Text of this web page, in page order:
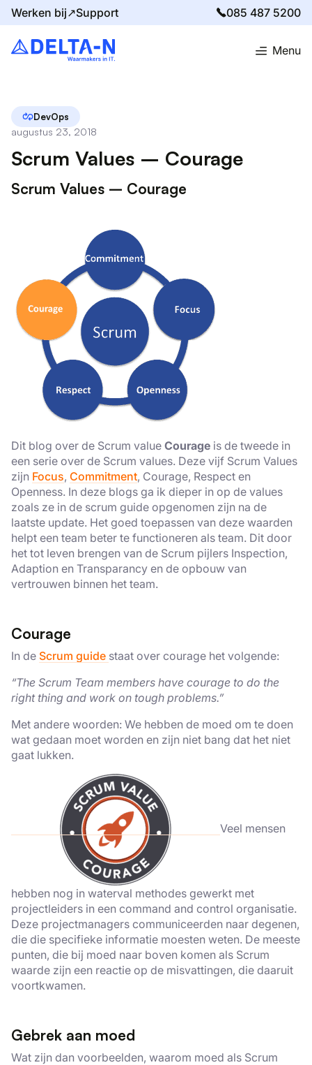
Werken bij↗Support 085 487 5200
Menu
Home Blog Scrum Values – Courage
DevOps
augustus 23, 2018
Scrum Values – Courage
Scrum Values – Courage
Dit blog over de Scrum value Courage is de tweede in
een serie over de Scrum values. Deze vijf Scrum Values
zijn Focus, Commitment, Courage, Respect en
Openness. In deze blogs ga ik dieper in op de values
zoals ze in de scrum guide opgenomen zijn na de
laatste update. Het goed toepassen van deze waarden
helpt een team beter te functioneren als team. Dit door
het tot leven brengen van de Scrum pijlers Inspection,
Adaption en Transparancy en de opbouw van
vertrouwen binnen het team.
Courage
In de Scrum guide staat over courage het volgende:
“The Scrum Team members have courage to do the
right thing and work on tough problems.”
Met andere woorden: We hebben de moed om te doen
wat gedaan moet worden en zijn niet bang dat het niet
gaat lukken.
Veel mensen
hebben nog in waterval methodes gewerkt met
projectleiders in een command and control organisatie.
Deze projectmanagers communiceerden naar degenen,
die die specifieke informatie moesten weten. De meeste
punten, die bij moed naar boven komen als Scrum
waarde zijn een reactie op de misvattingen, die daaruit
voortkwamen.
Gebrek aan moed
Wat zijn dan voorbeelden, waarom moed als Scrum